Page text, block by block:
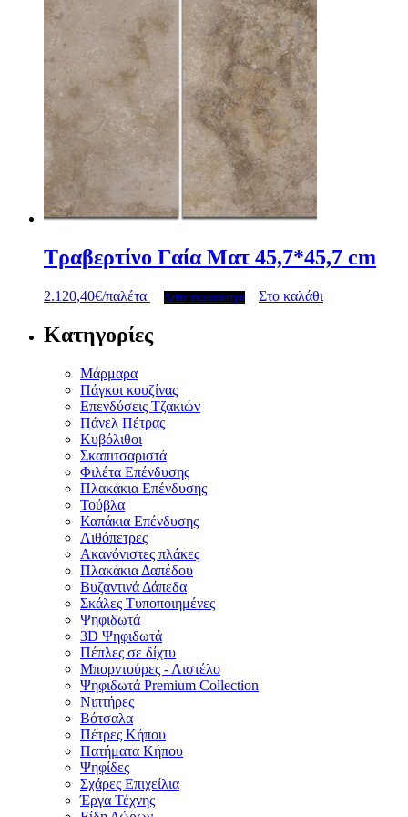
Τραβερτίνο Γαία Ματ 45,7*45,7 cm
2.120,40€/παλέτα Δείτε περισσότερα Στο καλάθι
Κατηγορίες
Μάρμαρα
Πάγκοι κουζίνας
Επενδύσεις Τζακιών
Πάνελ Πέτρας
Κυβόλιθοι
Σκαπιτσαριστά
Φιλέτα Επένδυσης
Πλακάκια Επένδυσης
Τούβλα
Καπάκια Επένδυσης
Λιθόπετρες
Ακανόνιστες πλάκες
Πλακάκια Δαπέδου
Βυζαντινά Δάπεδα
Σκάλες Τυποποιημένες
Ψηφιδωτά
3D Ψηφιδωτά
Πέπλες σε δίχτυ
Μπορντούρες - Λιστέλο
Ψηφιδωτά Premium Collection
Νιπτήρες
Βότσαλα
Πέτρες Κήπου
Πατήματα Κήπου
Ψηφίδες
Σχάρες Επιχείλια
Έργα Τέχνης